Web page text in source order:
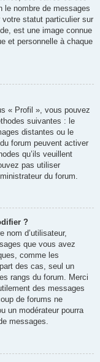
le nombre de messages
statut particulier sur
est une image connue
et personnelle à chaque
« Profil », vous pouvez
suivantes : le
distantes ou le
forum peuvent activer
qu’ils veuillent
pas utiliser
du forum.
?
nom d’utilisateur,
que vous avez
comme les
des cas, seul un
rangs du forum. Merci
des messages
de forums ne
un modérateur pourra
messages.